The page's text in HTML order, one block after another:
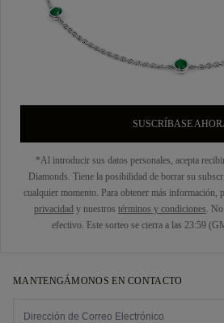
SUSCRÍBASE
*Al introducir sus datos personales, acepta
Diamonds. Tiene la posibilidad de borrar su
cualquier momento. Para obtener más información,
privacidad y nuestros términos y condiciones.
efectivo. Este sorteo se cierra a las 23:59
MANTENGÁMONOS EN CONTACTO